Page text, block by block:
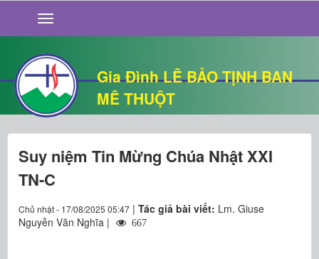
Gia Đình LÊ BẢO TỊNH BAN
MÊ THUỘT
GIỚI THIỆU
TIN TỨC
SỐNG ĐẠO
CHUYỆN NHÀ
QUÁN VĂN
THƯ GIÃN
Suy niệm Tin Mừng Chúa Nhật XXI
TN-C
Chủ nhật - 17/08/2025 05:47 | Tác giả bài viết: Lm. Giuse
Nguyễn Văn Nghĩa |
667